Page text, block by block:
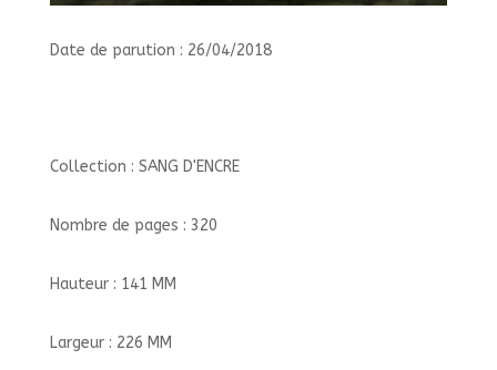
Date de parution : 26/04/2018
Collection : SANG D'ENCRE
Nombre de pages : 320
Hauteur : 141 MM
Largeur : 226 MM